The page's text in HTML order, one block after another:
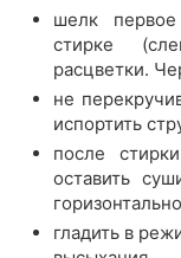
шелк
стирке
расцветки.
не
испортить
после
оставить
гладить в